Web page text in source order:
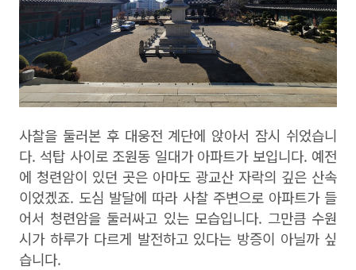
사찰을 둘러본 후 대웅전 계단에 앉아서 잠시 쉬었습니
다. 석탑 사이로 조원동 일대가 아파트가 보입니다. 예전
에 청련암이 있던 곳은 아마도 광교산 자락의 깊은 산속
이었겠죠. 도심 발달에 따라 사찰 주변으로 아파트가 들
어서 청련암을 둘러싸고 있는 모습입니다. 그만큼 수원
시가 하루가 다르게 발전하고 있다는 방증이 아닐까 싶
습니다.